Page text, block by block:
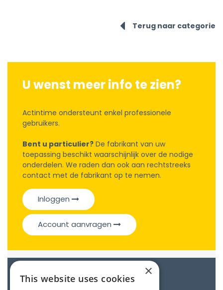
Terug naar categorie
U wenst meer info te zien?
Actintime ondersteunt enkel professionele
gebruikers.
Bent u particulier? De fabrikant van uw
toepassing beschikt waarschijnlijk over de nodige
onderdelen. We raden dan ook aan rechtstreeks
contact met de fabrikant op te nemen.
Inloggen
Account aanvragen
Catalogue
×
This website uses cookies